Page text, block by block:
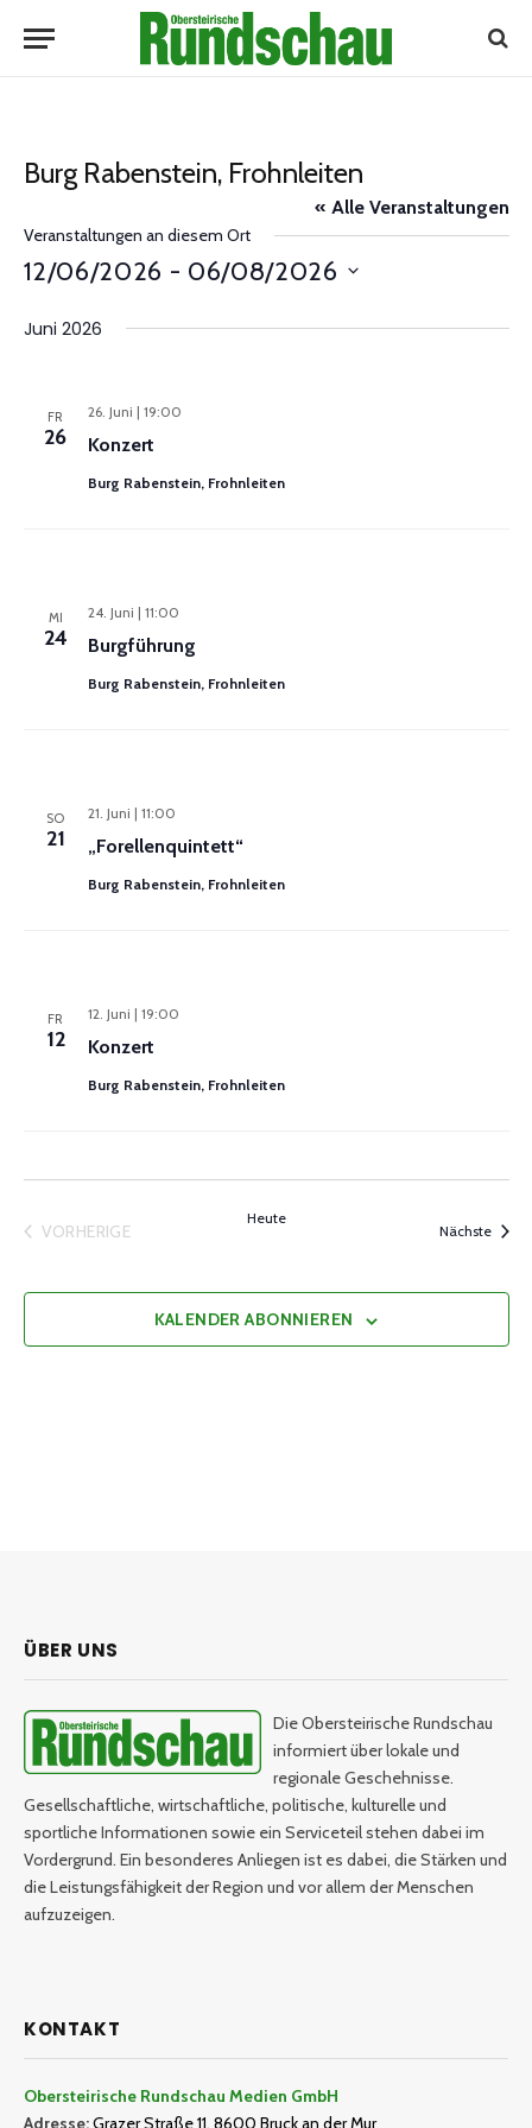
Burg Rabenstein, Frohnleiten
« Alle Veranstaltungen
Veranstaltungen an diesem Ort
12/06/2026 - 06/08/2026
wählen.
Juni 2026
FR
26 Konzert
26. Juni | 19:00
Burg Rabenstein, Frohnleiten
MI
24 Burgführung
24. Juni | 11:00
Burg Rabenstein, Frohnleiten
SO
21 „Forellenquintett“
21. Juni | 11:00
Burg Rabenstein, Frohnleiten
FR
12 Konzert
12. Juni | 19:00
Burg Rabenstein, Frohnleiten
VORHERIGE
Heute
Nächste
KALENDER ABONNIEREN
ÜBER UNS
Die Obersteirische Rundschau
informiert über lokale und
regionale Geschehnisse.
Gesellschaftliche, wirtschaftliche, politische, kulturelle und
sportliche Informationen sowie ein Serviceteil stehen dabei im
Vordergrund. Ein besonderes Anliegen ist es dabei, die Stärken und
die Leistungsfähigkeit der Region und vor allem der Menschen
aufzuzeigen.
KONTAKT
Obersteirische Rundschau Medien GmbH
Adresse:Grazer Straße 11, 8600 Bruck an der Mur